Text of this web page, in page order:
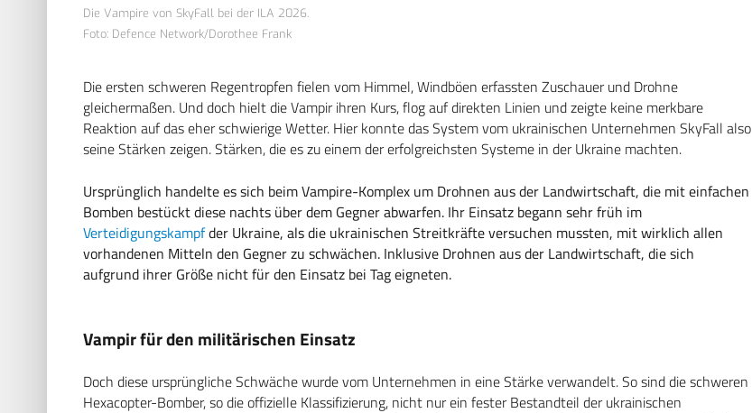
Die Vampire von SkyFall bei der ILA 2026.
Foto: Defence Network/Dorothee Frank
Die ersten schweren Regentropfen fielen vom Himmel, Windböen erfassten Zuschauer und Drohne
gleichermaßen. Und doch hielt die Vampir ihren Kurs, flog auf direkten Linien und zeigte keine merkbare
Reaktion auf das eher schwierige Wetter. Hier konnte das System vom ukrainischen Unternehmen SkyFall also
seine Stärken zeigen. Stärken, die es zu einem der erfolgreichsten Systeme in der Ukraine machten.
Ursprünglich handelte es sich beim Vampire-Komplex um Drohnen aus der Landwirtschaft, die mit einfachen
Bomben bestückt diese nachts über dem Gegner abwarfen. Ihr Einsatz begann sehr früh im
Verteidigungskampfder Ukraine, als die ukrainischen Streitkräfte versuchen mussten, mit wirklich allen
vorhandenen Mitteln den Gegner zu schwächen. Inklusive Drohnen aus der Landwirtschaft, die sich
aufgrund ihrer Größe nicht für den Einsatz bei Tag eigneten.
Vampir für den militärischen Einsatz
Doch diese ursprüngliche Schwäche wurde vom Unternehmen in eine Stärke verwandelt. So sind die schweren
Hexacopter-Bomber, so die offizielle Klassifizierung, nicht nur ein fester Bestandteil der ukrainischen